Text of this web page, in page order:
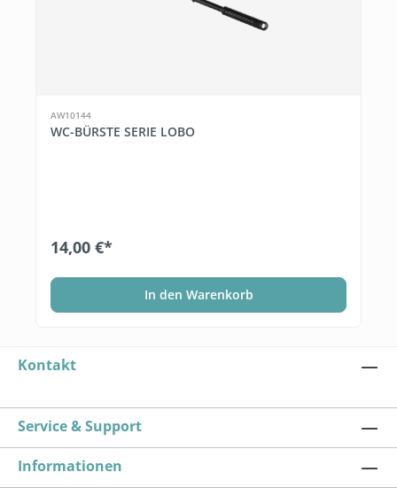
AW10144
WC-BÜRSTE SERIE LOBO
14,00 €*
In den Warenkorb
Kontakt
Service & Support
Informationen